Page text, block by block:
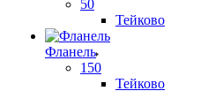
50
Тейково
Фланель
150
Тейково